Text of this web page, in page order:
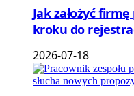
Jak założyć
kroku do
2026-07-18